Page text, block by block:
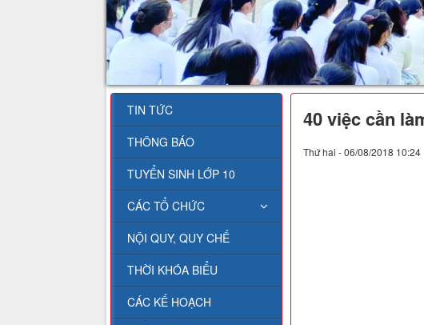
40 việc cần
Thứ hai - 06/08/2018 10:24
TIN TỨC
THÔNG BÁO
TUYỂN SINH LỚP 10
CÁC TỔ CHỨC
NỘI QUY, QUY CHẾ
THỜI KHÓA BIỂU
CÁC KẾ HOẠCH